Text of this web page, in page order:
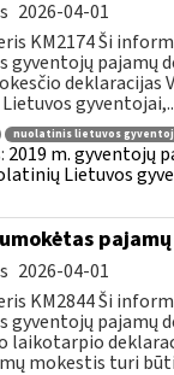
2026-04-01
KM2174 Ši
gyventojų pajamų
deklaracijas
nuolatinis lietuvos
2019 m. gyventojų
Lietuvos
2026-04-01
KM2844 Ši
gyventojų pajamų
laikotarpio
mokestis turi